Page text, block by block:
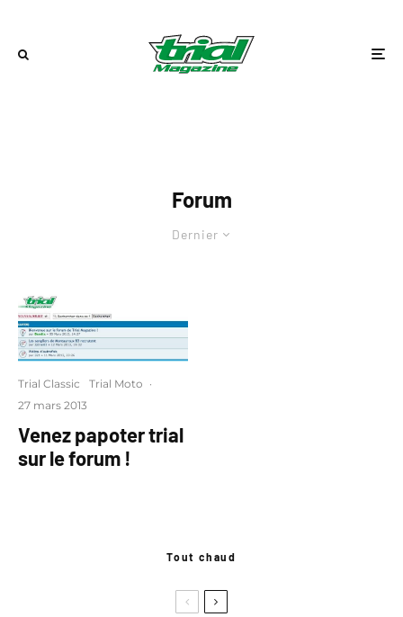
Forum
Dernier
Trial Classic Trial Moto ·
27 mars 2013
Venez papoter trial
sur le forum !
Tout chaud